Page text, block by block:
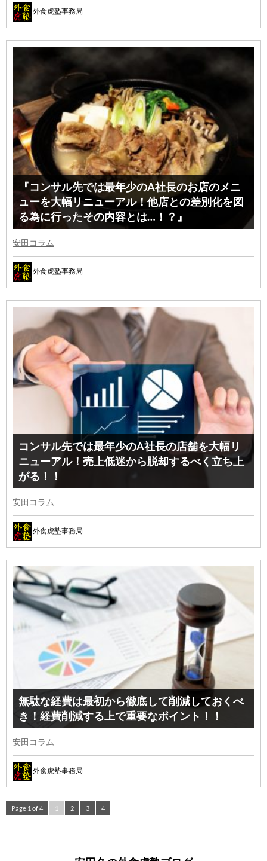
外食虎塾事務局
『コンサル先では最年少のA社長のお店のメニ
ューを大幅リニューアル！他店との差別化を図
る為に行ったその内容とは…！？』
安田コラム
外食虎塾事務局
コンサル先では最年少のA社長の店舗を大幅リ
ニューアル！売上低迷から脱却するべく立ち上
がる！！
安田コラム
外食虎塾事務局
無駄な経費は最初から徹底して削減しておくべ
き！経費削減する上で重要なポイント！！
安田コラム
外食虎塾事務局
Page 1 of 4 1 2 3 4